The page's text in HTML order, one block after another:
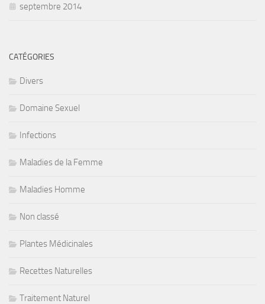
septembre 2014
CATÉGORIES
Divers
Domaine Sexuel
Infections
Maladies de la Femme
Maladies Homme
Non classé
Plantes Médicinales
Recettes Naturelles
Traitement Naturel